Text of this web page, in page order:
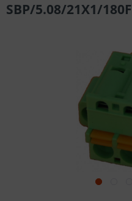
SBP/5.08/21X1/180F